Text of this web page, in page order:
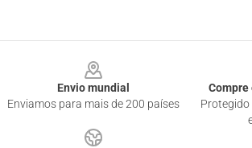
Envio mundial
Enviamos para mais de 200 países
Compre
Protegido